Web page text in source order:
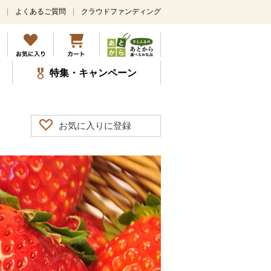
よくあるご質問 クラウドファンディング
特集・キャンペーン
お気に入りに登録